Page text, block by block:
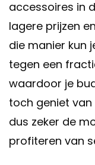
accessoires in
lagere prijzen
die manier kun
tegen een
waardoor je
toch geniet
dus zeker de
profiteren van